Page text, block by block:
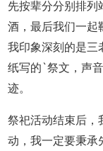
先按辈分分别排列
酒，最后我们一起
我印象深刻的是三
纸写的`祭文，声
迹。
祭祀活动结束后，
动，我一定要秉承